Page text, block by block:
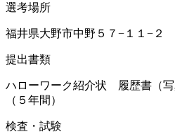
選考場所
福井県大野市中野５７−１１−２
提出書類
ハローワーク紹介状 履歴書（
（５年間）
検査・試験